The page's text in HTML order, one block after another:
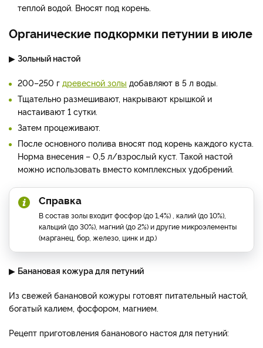
теплой водой. Вносят под корень.
Органические подкормки петунии в июле
▶ Зольный настой
200–250 г древесной золы добавляют в 5 л воды.
Тщательно размешивают, накрывают крышкой и
настаивают 1 сутки.
Затем процеживают.
После основного полива вносят под корень каждого куста.
Норма внесения – 0,5 л/взрослый куст. Такой настой
можно использовать вместо комплексных удобрений.
Справка
В состав золы входит фосфор (до 1,4%) , калий (до 10%),
кальций (до 30%), магний (до 2%) и другие микроэлементы
(марганец, бор, железо, цинк и др.)
▶ Банановая кожура для петуний
Из свежей банановой кожуры готовят питательный настой,
богатый калием, фосфором, магнием.
Рецепт приготовления бананового настоя для петуний: